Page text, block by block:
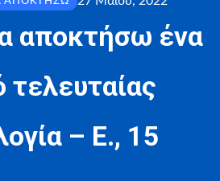
αποκτήσω ένα
τελευταίας
– Ε., 15